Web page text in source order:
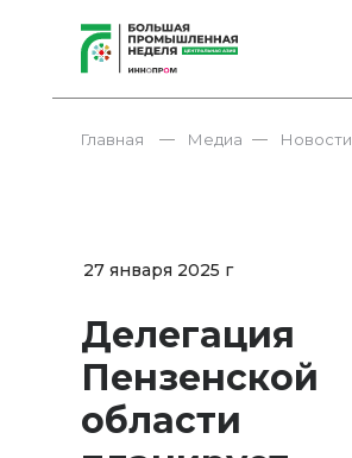
Главная Новости
— Медиа —
27 января 2025 г
Делегация
Пензенской
области